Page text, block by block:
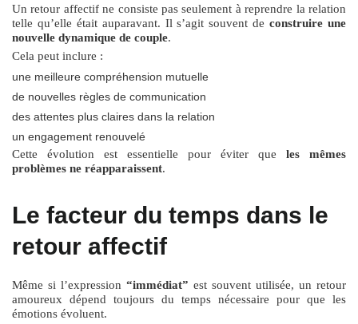
Un retour affectif ne consiste pas seulement à reprendre la relation
telle qu’elle était auparavant. Il s’agit souvent deconstruire une
nouvelle dynamique de couple.
Cela peut inclure :
une meilleure compréhension mutuelle
de nouvelles règles de communication
des attentes plus claires dans la relation
un engagement renouvelé
Cette évolution est essentielle pour éviter que les mêmes
problèmes ne réapparaissent.
Le facteur du temps dans le
retour affectif
Même si l’expression “immédiat” est souvent utilisée, un retour
amoureux dépend toujours du temps nécessaire pour que les
émotions évoluent.